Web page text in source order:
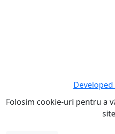
Developed
Folosim cookie-uri pentru a